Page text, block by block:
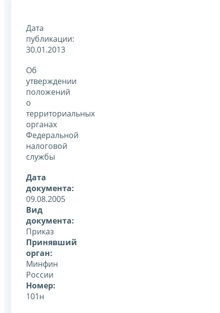
Дата
публикации:
30.01.2013
Об
утверждении
положений
о
территориальных
органах
Федеральной
налоговой
службы
Дата
документа:
09.08.2005
Вид
документа:
Приказ
Принявший
орган:
Минфин
России
Номер:
101н